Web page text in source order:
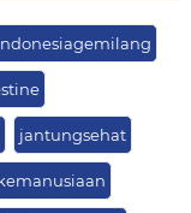
jantungsehat